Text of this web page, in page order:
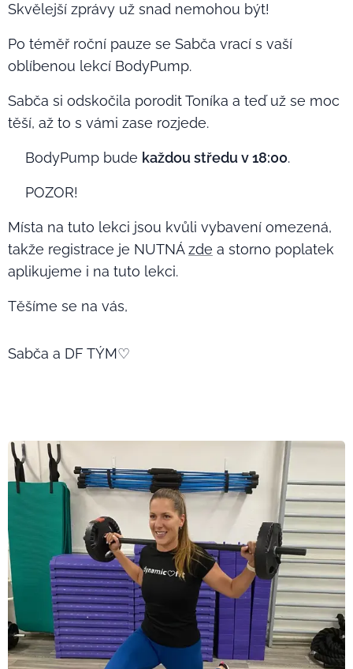
Skvělejší zprávy už snad nemohou být!😍
Po téměř roční pauze se Sabča vrací s vaší
oblíbenou lekcí BodyPump. 🏋🏽‍♀️
Sabča si odskočila porodit Toníka a teď už se moc
těší, až to s vámi zase rozjede.💃🏽
👉🏼BodyPump bude každou středu v 18:00.
⚠️POZOR! ⚠️
Místa na tuto lekci jsou kvůli vybavení omezená,
takže registrace je NUTNÁzde a storno poplatek
aplikujeme i na tuto lekci.
Těšíme se na vás,
Sabča a DF TÝM♡